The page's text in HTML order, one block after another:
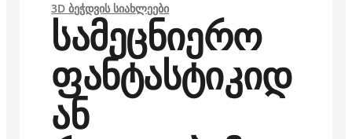
3D ᲑᲔᲭᲓᲕᲘᲡ ᲡᲘᲐᲮᲚᲔᲔᲑᲘ
სამეცნიერო
ფანტასტიკიდ
ან